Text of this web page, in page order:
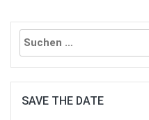
Suchen
nach:
SAVE THE DATE